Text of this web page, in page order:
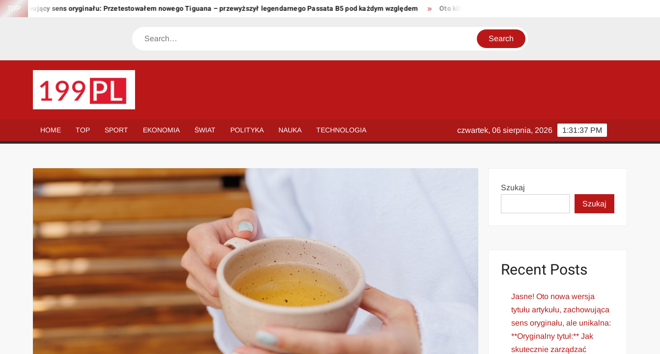
Skip
TOP sens oryginału: Przetestowałem nowego Tiguana – przewyższył legendarnego Passata B5 pod każdym względem Oto kilka propozycji unikalnych tytułów zachowujących sens oryginału:
Search
świat
HOME TOP SPORT EKONOMIA ŚWIAT POLITYKA NAUKA TECHNOLOGIA 1:31:38 PM
czwartek, 06 sierpnia, 2026
Szukaj
Szukaj
Recent Posts
Jasne! Oto nowa wersja
tytułu artykułu, zachowująca
sens oryginału, ale unikalna:
**Oryginalny tytuł:** Jak
skutecznie zarządzać